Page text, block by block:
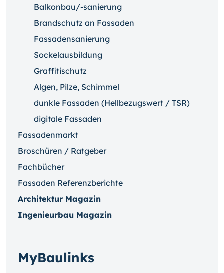
Balkonbau/-sanierung
Brandschutz an Fassaden
Fassadensanierung
Sockelausbildung
Graffitischutz
Algen, Pilze, Schimmel
dunkle Fassaden (Hellbezugswert / TSR)
digitale Fassaden
Fassadenmarkt
Broschüren / Ratgeber
Fachbücher
Fassaden Referenzberichte
Architektur Magazin
Ingenieurbau Magazin
MyBaulinks